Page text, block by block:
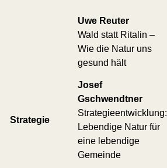
Uwe Reuter
Wald statt Ritalin –
Wie die Natur uns
gesund hält
Strategie
Josef
Gschwendtner
Strategieentwicklung:
Lebendige Natur für
eine lebendige
Gemeinde